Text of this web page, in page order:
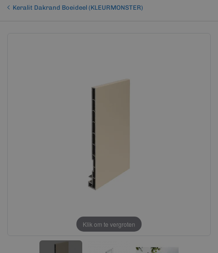
Keralit Dakrand Boeideel (KLEURMONSTER)
Klik om te vergroten